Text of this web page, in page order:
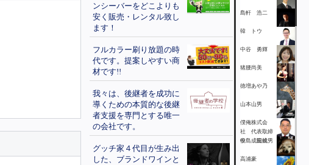
ンシーバーをどこよりも
安く販売・レンタル致し
ます！
フルカラー刷り放題の時
代です。提案しやすい商
材です!!
我々は、後継者を成功に
導くための本質的な後継
者支援を専門とする唯一
の会社です。
グッチ家４代目が生み出
した、ブランドワインと
島軒 浩二
韓 トウ
中谷 勇輝
猪腰尚美
徳増あや乃
山本山男
僕俺株式会
社 代表取締
役 成田幹男
中島 龍成
高浦豪